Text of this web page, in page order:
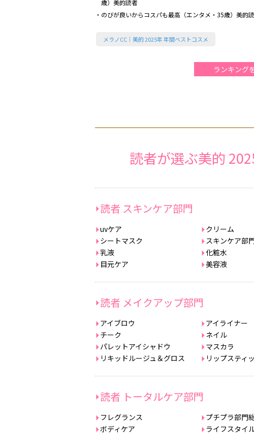
歳）美的読者
・のびが良いからコスパも最高（エンタメ・35歳）美的
メラノCC｜美的 2025年 年間ベストコスメ
ランキング
読者が選ぶ美的
読者 スキンケア部門
uvケア クリーム
シートマスク
スキンケア部
乳液
化粧水
目元ケア
美容液
読者 メイクアップ部門
アイブロウ アイライナー
チーク
ネイル
パレットアイシャドウ
マスカラ
リキッドルージュ＆グロス
リップスティ
読者 トータルケア部門
フレグランス プチプラ部門
ボディケア
ライフスタイ